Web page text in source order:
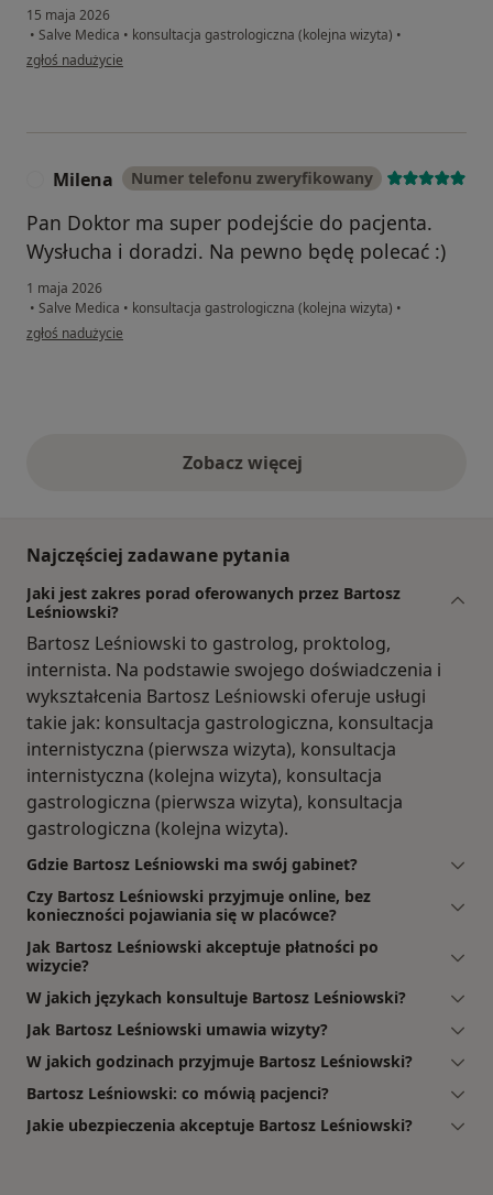
15 maja 2026
• Salve Medica • konsultacja gastrologiczna (kolejna wizyta) •
w opinii użytkownika Laura
zgłoś nadużycie
Milena Numer telefonu zweryfikowany
Pan Doktor ma super podejście do pacjenta.
Wysłucha i doradzi. Na pewno będę polecać :)
1 maja 2026
• Salve Medica • konsultacja gastrologiczna (kolejna wizyta) •
w opinii użytkownika Milena
zgłoś nadużycie
Zobacz więcejopinie powyżej
Najczęściej zadawane pytania
Jaki jest zakres porad oferowanych przez Bartosz
Leśniowski?
Bartosz Leśniowski to gastrolog, proktolog,
internista. Na podstawie swojego doświadczenia i
wykształcenia Bartosz Leśniowski oferuje usługi
takie jak: konsultacja gastrologiczna, konsultacja
internistyczna (pierwsza wizyta), konsultacja
internistyczna (kolejna wizyta), konsultacja
gastrologiczna (pierwsza wizyta), konsultacja
gastrologiczna (kolejna wizyta).
Gdzie Bartosz Leśniowski ma swój gabinet?
Czy Bartosz Leśniowski przyjmuje online, bez
konieczności pojawiania się w placówce?
Jak Bartosz Leśniowski akceptuje płatności po
wizycie?
W jakich językach konsultuje Bartosz Leśniowski?
Jak Bartosz Leśniowski umawia wizyty?
W jakich godzinach przyjmuje Bartosz Leśniowski?
Bartosz Leśniowski: co mówią pacjenci?
Jakie ubezpieczenia akceptuje Bartosz Leśniowski?